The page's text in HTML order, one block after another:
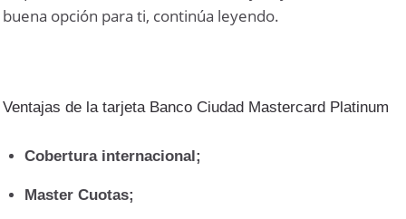
buena opción para ti, continúa leyendo.
Ventajas de la tarjeta Banco Ciudad Mastercard Platinum
Cobertura internacional;
Master Cuotas;